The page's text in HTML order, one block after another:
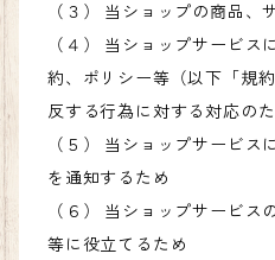
（３） 当ショップの商品、
（４） 当ショップサービ
約、ポリシー等（以下「規
反する行為に対する対応の
（５） 当ショップサービス
を通知するため
（６） 当ショップサービス
等に役立てるため